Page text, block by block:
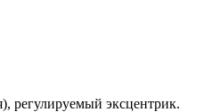
регулируемый эксцентрик.